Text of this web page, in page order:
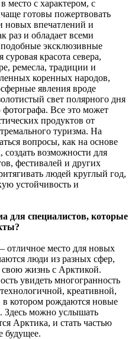
место с характером, с
готовы пожертвовать
новых впечатлений и
раз и обладает всеми
эксклюзивные
суровая красота севера,
ремесла, традиции и
коренных народов,
явления вроде
свет полярного дня
фотографа. Все это может
продуктов от
туризма. На
вопросы, как на основе
создать возможности для
фестивалей и других
людей круглый год,
устойчивость и
для специалистов, которые
отличное место для новых
люди из разных сфер,
свою жизнь с Арктикой.
увидеть многогранность
креативной,
в котором рождаются новые
Здесь можно услышать
Арктика, и стать частью
будущее.